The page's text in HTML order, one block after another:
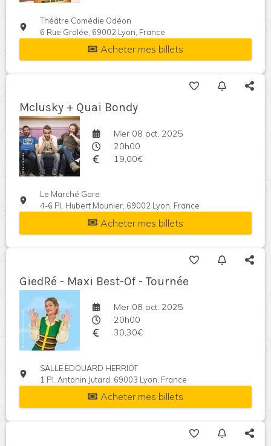
Théâtre Comédie Odéon
6 Rue Grolée, 69002 Lyon, France
Acheter mes billets
Mclusky + Quai Bondy
Mer 08 oct. 2025
20h00
19,00€
Le Marché Gare
4-6 Pl. Hubert Mounier, 69002 Lyon, France
Acheter mes billets
GiedRé - Maxi Best-Of - Tournée
Mer 08 oct. 2025
20h00
30,30€
SALLE EDOUARD HERRIOT
1 Pl. Antonin Jutard, 69003 Lyon, France
Acheter mes billets